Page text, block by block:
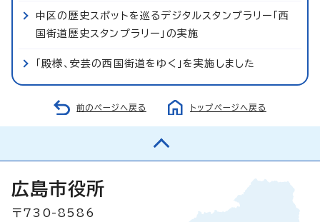
中区の歴史スポットを巡るデジタルスタンプラリー「西
国街道歴史スタンプラリー」の実施
「殿様、安芸の西国街道をゆく」を実施しました
前のページへ戻る トップページへ戻る
広島市役所
〒730-8586